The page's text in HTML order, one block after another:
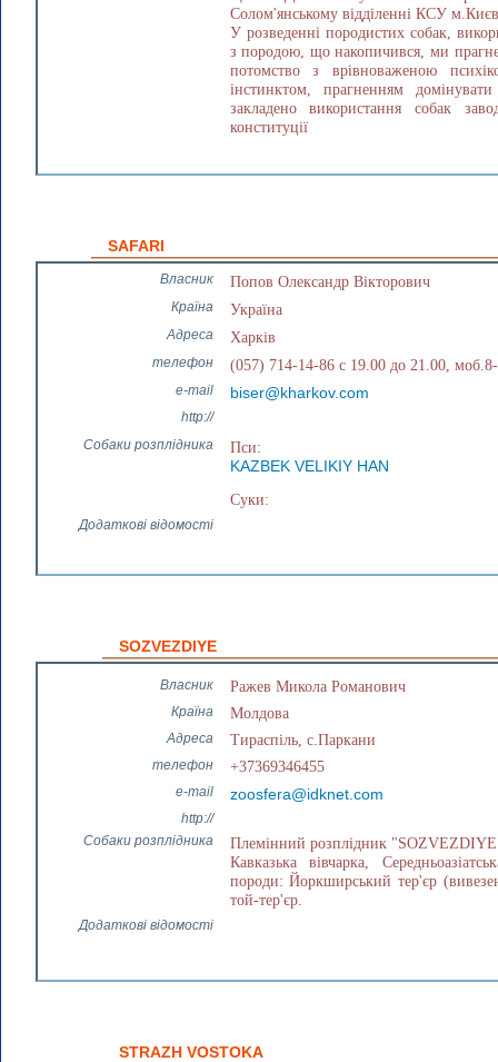
Солом'янському відділенні КСУ
У розведенні породистих собак,
з породою, що накопичився, ми
потомство з врівноваженою
інстинктом, прагненням
закладено використання собак
конституції
SAFARI
Власник Попов Олександр Вікторович
Країна Україна
Адреса Харків
телефон (057) 714-14-86 с 19.00 до 21.00,
e-mail biser@kharkov.com
http://
Собаки розплідника
Пси:
KAZBEK VELIKIY HAN
Суки:
Додаткові відомості
SOZVEZDIYE
Власник Ражев Микола Романович
Країна Молдова
Адреса Тираспіль, с.Паркани
телефон +37369346455
e-mail zoosfera@idknet.com
http://
Собаки розплідника
Племінний розплідник
Кавказька вівчарка,
породи: Йоркширський тер'єр
той-тер'єр.
Додаткові відомості
STRAZH VOSTOKA